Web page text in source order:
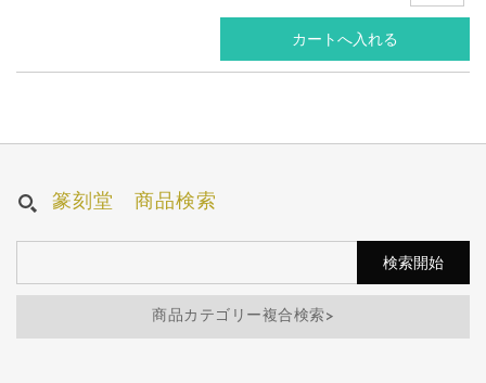
篆刻堂 商品検索
商品カテゴリー複合検索>